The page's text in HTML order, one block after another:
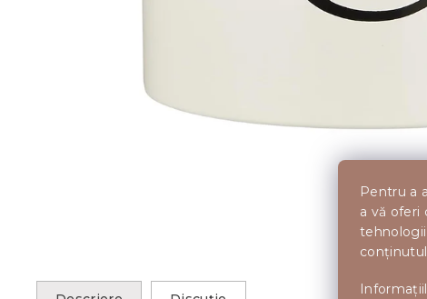
Pentru a
a vă oferi